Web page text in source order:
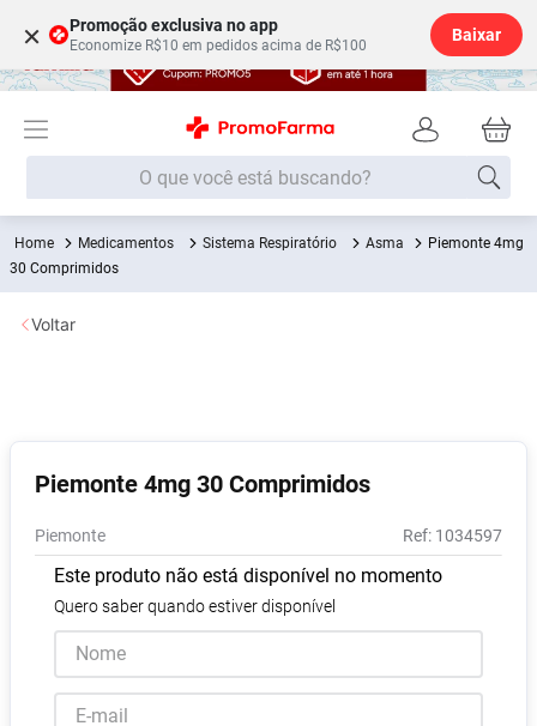
× Promoção exclusiva no app
Economize R$10 em pedidos acima de R$100
Baixar
O que você está buscando?
Medicamentos Sistema Respiratório Asma
Piemonte 4mg
30 Comprimidos
Piemonte 4mg 30 Comprimidos
Piemonte : 1034597
Este produto não está disponível no momento
Quero saber quando estiver disponível
Voltar
Termos mais buscados
1º Fralda
2
6º Shampoo
7º Desodorante
8 Absorvente
9º Vitamina D
10 º